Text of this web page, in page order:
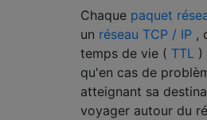
Chaque paquet
un réseau TCP / IP ,
temps de vie ( TTL )
qu'en cas de
atteignant sa
voyager autour du